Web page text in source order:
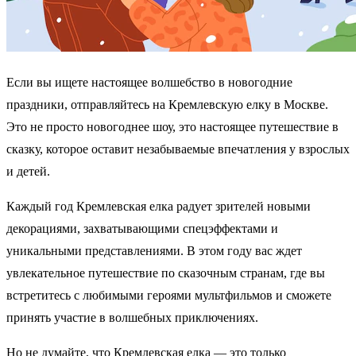
Если вы ищете настоящее волшебство в новогодние
праздники, отправляйтесь на Кремлевскую елку в Москве.
Это не просто новогоднее шоу, это настоящее путешествие в
сказку, которое оставит незабываемые впечатления у взрослых
и детей.
Каждый год Кремлевская елка радует зрителей новыми
декорациями, захватывающими спецэффектами и
уникальными представлениями. В этом году вас ждет
увлекательное путешествие по сказочным странам, где вы
встретитесь с любимыми героями мультфильмов и сможете
принять участие в волшебных приключениях.
Но не думайте, что Кремлевская елка — это только